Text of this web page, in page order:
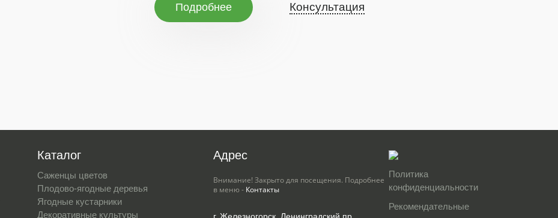
Подробнее Консультация
Каталог
Саженцы цветов
Плодово-ягодные деревья
Ягодные кустарники
Декоративные культуры
Адрес
Внимание! Закрыто для посещения. Подробнее
в меню - Контакты
Политика
конфиденциальности
Рекомендательные